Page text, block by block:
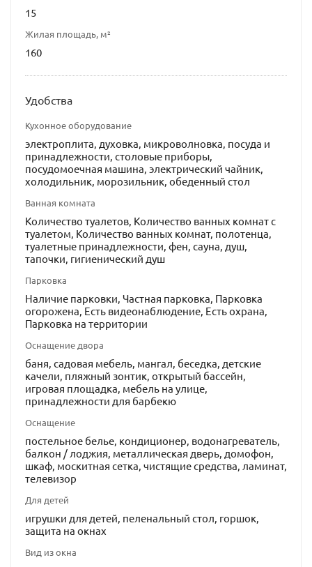
15
Жилая площадь, м²
160
Удобства
Кухонное оборудование
электроплита, духовка, микроволновка, посуда и
принадлежности, столовые приборы,
посудомоечная машина, электрический чайник,
холодильник, морозильник, обеденный стол
Ванная комната
Количество туалетов, Количество ванных комнат с
туалетом, Количество ванных комнат, полотенца,
туалетные принадлежности, фен, сауна, душ,
тапочки, гигиенический душ
Парковка
Наличие парковки, Частная парковка, Парковка
огорожена, Есть видеонаблюдение, Есть охрана,
Парковка на территории
Оснащение двора
баня, садовая мебель, мангал, беседка, детские
качели, пляжный зонтик, открытый бассейн,
игровая площадка, мебель на улице,
принадлежности для барбекю
Оснащение
постельное белье, кондиционер, водонагреватель,
балкон / лоджия, металлическая дверь, домофон,
шкаф, москитная сетка, чистящие средства, ламинат,
телевизор
Для детей
игрушки для детей, пеленальный стол, горшок,
защита на окнах
Вид из окна